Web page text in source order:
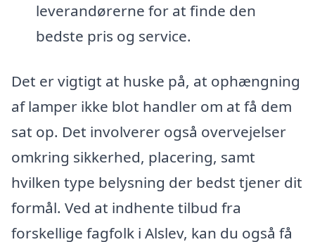
leverandørerne for at finde den
bedste pris og service.
Det er vigtigt at huske på, at ophængning
af lamper ikke blot handler om at få dem
sat op. Det involverer også overvejelser
omkring sikkerhed, placering, samt
hvilken type belysning der bedst tjener dit
formål. Ved at indhente tilbud fra
forskellige fagfolk i Alslev, kan du også få